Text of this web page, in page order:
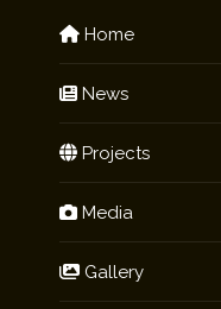
Home
News
Projects
Media
Gallery